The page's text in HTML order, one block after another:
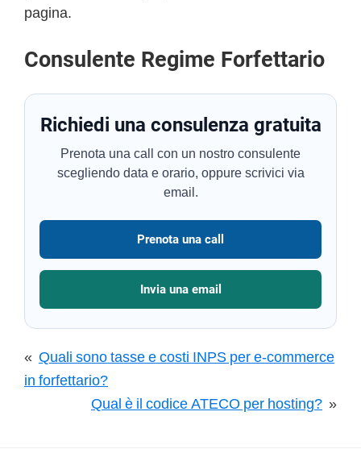
pagina.
Consulente Regime Forfettario
Richiedi una consulenza gratuita
Prenota una call con un nostro consulente
scegliendo data e orario, oppure scrivici via
email.
Prenota una call
Invia una email
« Quali sono tasse e costi INPS per e-commerce
in forfettario?
Qual è il codice ATECO per hosting? »